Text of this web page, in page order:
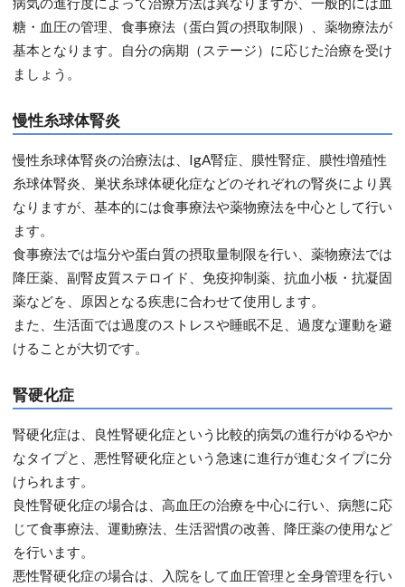
糖・血圧の管理、食事療法（蛋白質の摂取制限）、薬物療法が
基本となります。自分の病期（ステージ）に応じた治療を受け
ましょう。
慢性糸球体腎炎
慢性糸球体腎炎の治療法は、IgA腎症、膜性腎症、膜性増殖性
糸球体腎炎、巣状糸球体硬化症などのそれぞれの腎炎により異
なりますが、基本的には食事療法や薬物療法を中心として行い
ます。
食事療法では塩分や蛋白質の摂取量制限を行い、薬物療法では
降圧薬、副腎皮質ステロイド、免疫抑制薬、抗血小板・抗凝固
薬などを、原因となる疾患に合わせて使用します。
また、生活面では過度のストレスや睡眠不足、過度な運動を避
けることが大切です。
腎硬化症
腎硬化症は、良性腎硬化症という比較的病気の進行がゆるやか
なタイプと、悪性腎硬化症という急速に進行が進むタイプに分
けられます。
良性腎硬化症の場合は、高血圧の治療を中心に行い、病態に応
じて食事療法、運動療法、生活習慣の改善、降圧薬の使用など
を行います。
悪性腎硬化症の場合は、入院をして血圧管理と全身管理を行い